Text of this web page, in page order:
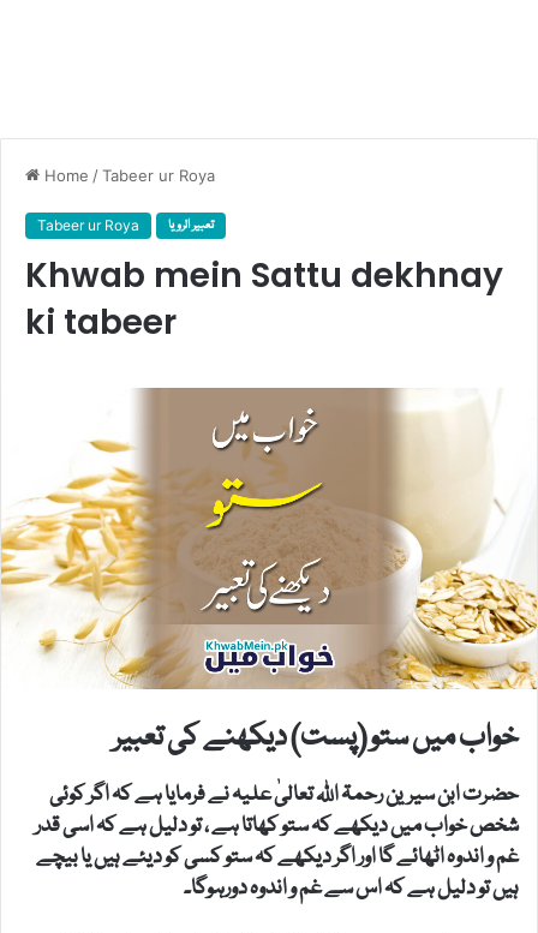
Home /Tabeer ur Roya
Tabeer ur Roya تعبیر الرویا
Khwab mein Sattu dekhnay
ki tabeer
خواب میں ستو (پست) دیکھنے کی تعبیر
حضرت ابن سیرین رحمۃ اللہ تعالیٰ علیہ نے فرمایا ہے کہ اگر کوئی
شخص خواب میں دیکھے کہ ستو کھاتا ہے ، تو دلیل ہے کہ اسی قدر
غم و اندوہ اٹھائے گا اور اگر دیکھے کہ ستو کسی کو دیئے ہیں یا بیچے
ہیں تو دلیل ہے کہ اس سے غم و اندوہ دورہوگا۔